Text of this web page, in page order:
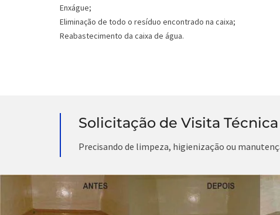
Enxágue;
Eliminação de todo o resíduo encontrado na caixa;
Reabastecimento da caixa de água.
Solicitação de Visita Técnica
Precisando de limpeza, higienização ou